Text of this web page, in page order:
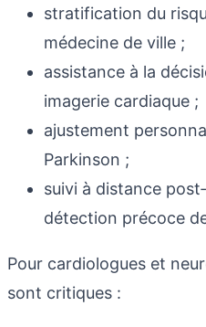
stratification du
médecine de ville ;
assistance à la
imagerie cardiaque ;
ajustement
Parkinson ;
suivi à distance
détection précoce
Pour cardiologues et
sont critiques :